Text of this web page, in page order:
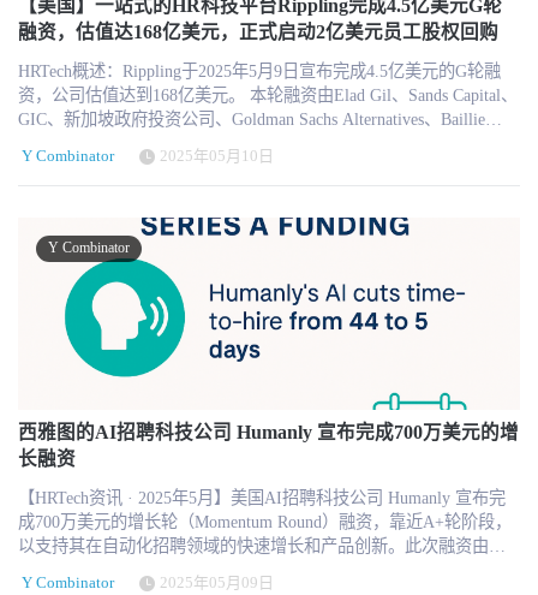
月内上线 Okta SSO、组织架构图、薪酬数据对比、员工档案等高级
模块。 AI时代的“HR副总裁”角色平台 Warp 的终极愿景是“打造一套
完全自动化、零摩擦的企业后端系统”，不仅仅数字化流程，而是构
建具备操作能力的 AI 系统，从根本上减少人工介入，使 HR 与财务
团队可以专注于战略性任务。 Warp 表示：“我们希望每个创业公司
都能像拥有世界级 VP of HR 一样高效，但成本却只是其一小部
分。” 市场影响与未来规划 在技术层面，Warp依托大型语言模型
中具备显著的“AI原生”优势。 随着平台的不断扩展，Warp 未来将继
续强化在 AI 驱动下的全球合规处理、数据决策支持与平台可扩展
性，构建属于AI时代的后端基础设施公司。该公司目前正开放多个
岗位招聘，并在纽约 Flatiron 设有8000平方英尺办公空间。
【美国】一站式的HR科技平台Rippling完成4.5亿美元G轮
融资，估值达168亿美元，正式启动2亿美元员工股权回购
HRTech概述：Rippling于2025年5月9日宣布完成4.5亿美元的G轮融
资，公司估值达到168亿美元。 本轮融资由Elad Gil、Sands Capital、
GIC、新加坡政府投资公司、Goldman Sachs Alternatives、Baillie
亿美元的股票回购计划，旨在从现有和前员工手中回购部分股权。
【2025年5月9日】美国领先的一体化人力资源科技平台Rippling宣布
完成4.5亿美元G轮融资，公司估值跃升至168亿美元，较2024年4月F
轮融资的134亿美元估值提升25%。此次融资由包括Sands Capital、新
加坡政府投资公司GIC、Goldman Sachs Growth和Baillie Gifford等在
内的新晋投资人领投，Elad Gil、Y Combinator等现有投资方继续加
持。 与此同时，Rippling还启动了规模达2亿美元的员工股份回购计
划，旨在为当前与前员工提供流动性。这已是公司第二次发起大规
模回购，2024年F轮融资时，Rippling就曾启动5.9亿美元的Tender
Offer，其中2亿美元同样面向员工。 这轮融资令Rippling的累计融资
总额达到18.5亿美元，公司目前已服务超过20,000家客户、拥有4,000
多名员工，并实现年化收入（ARR）达5.7亿美元。 YC身份首次“转
变”：投资者 → 客户 此次融资还有一大亮点——全球顶级创业加速
客户身份对外官宣支持。YC 在一份公开案例中称 Rippling 是“YC 所
有被投企业创始人的首选 HR 工具”，并为 YC 创业者推出了专属的
“Founder Mode”优惠服务包。 这一合作也从侧面印证了 Rippling 在
初创企业生态中的产品适配度。Rippling CEO Parker Conrad 本周还
Y Combinator 2025年05月10日
Y Combinator
西雅图的AI招聘科技公司 Humanly 宣布完成700万美元的增
长融资
【HRTech资讯 · 2025年5月】美国AI招聘科技公司 Humanly 宣布完
成700万美元的增长轮（Momentum Round）融资，靠近A+轮阶段，
以支持其在自动化招聘领域的快速增长和产品创新。此次融资由
Y Combinator 2025年05月09日